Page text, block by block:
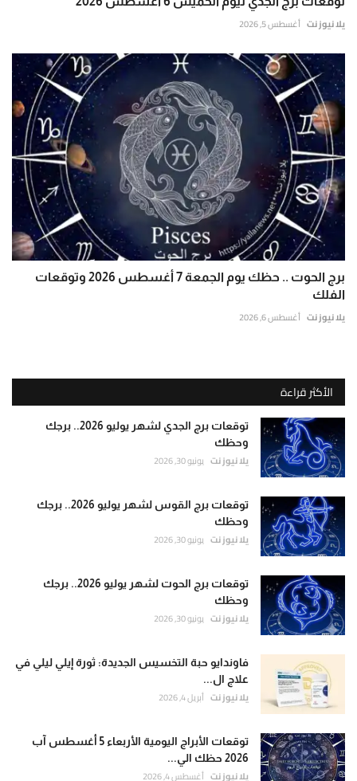
يلا نيوز نت أغسطس 5, 2026
برج الحوت .. حظك يوم الجمعة 7 أغسطس 2026 وتوقعات
الفلك
يلا نيوز نت أغسطس 6, 2026
الأكثر قراءة
توقعات برج الجدي لشهر يوليو 2026.. برجك
وحظك
يلا نيوز نت يونيو 30, 2026
توقعات برج القوس لشهر يوليو 2026.. برجك
وحظك
يلا نيوز نت يونيو 30, 2026
توقعات برج الحوت لشهر يوليو 2026.. برجك
وحظك
يلا نيوز نت يونيو 30, 2026
فاوندايو حبة التخسيس الجديدة: ثورة إيلي ليلي في
علاج ال...
يلا نيوز نت أبريل 4, 2026
توقعات الأبراج اليومية الأربعاء 5 أغسطس آب
2026 حظك الي...
يلا نيوز نت أغسطس 4, 2026